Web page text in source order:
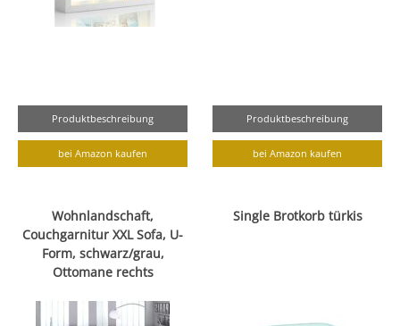
Produktbeschreibung
bei Amazon kaufen
Produktbeschreibung
bei Amazon kaufen
Wohnlandschaft,
Couchgarnitur XXL Sofa, U-
Form, schwarz/grau,
Ottomane rechts
Single Brotkorb türkis